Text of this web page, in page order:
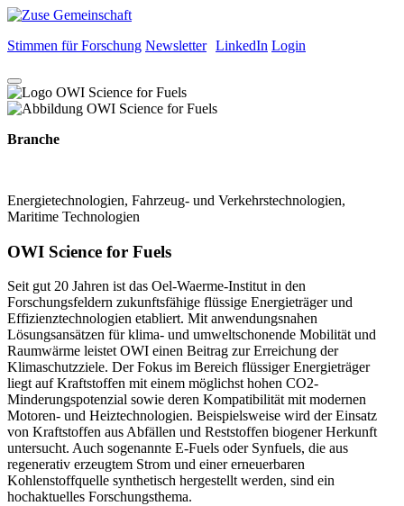
Stimmen für Forschung Newsletter LinkedIn Login
Branche
Energietechnologien, Fahrzeug- und Verkehrstechnologien,
Maritime Technologien
OWI Science for Fuels
Seit gut 20 Jahren ist das Oel-Waerme-Institut in den
Forschungsfeldern zukunftsfähige flüssige Energieträger und
Effizienztechnologien etabliert. Mit anwendungsnahen
Lösungsansätzen für klima- und umweltschonende Mobilität und
Raumwärme leistet OWI einen Beitrag zur Erreichung der
Klimaschutzziele. Der Fokus im Bereich flüssiger Energieträger
liegt auf Kraftstoffen mit einem möglichst hohen CO2-
Minderungspotenzial sowie deren Kompatibilität mit modernen
Motoren- und Heiztechnologien. Beispielsweise wird der Einsatz
von Kraftstoffen aus Abfällen und Reststoffen biogener Herkunft
untersucht. Auch sogenannte E-Fuels oder Synfuels, die aus
regenerativ erzeugtem Strom und einer erneuerbaren
Kohlenstoffquelle synthetisch hergestellt werden, sind ein
hochaktuelles Forschungsthema.